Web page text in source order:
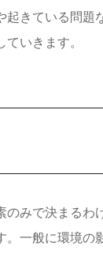
起きている問題
いきます。
のみで決まるわ
。一般に環境の